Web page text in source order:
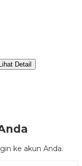
Detail
ke akun Anda.